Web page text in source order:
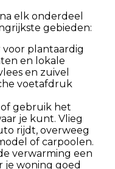
elk onderdeel
gebieden:
voor plantaardig
en lokale
en zuivel
voetafdruk
gebruik het
je kunt. Vlieg
rijdt, overweeg
of carpoolen.
verwarming een
je woning goed